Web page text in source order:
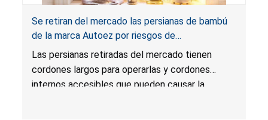
Se retiran del mercado las persianas de bambú
de la marca Autoez por riesgos de
estrangulamiento y enredo, y riesgo de lesión
grave o muerte; infringen la regla federal para
cortinas; vendidas en Walmart.com
Las persianas retiradas del mercado tienen
cordones largos para operarlas y cordones
internos accesibles que pueden causar la